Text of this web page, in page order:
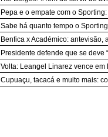
Pepa e o empate com o
Sabe há quanto tempo o
Benfica x Académico: antevisão,
Presidente defende que se deve
Volta: Leangel Linarez vence
Cupuaçu, tacacá e muito mais: